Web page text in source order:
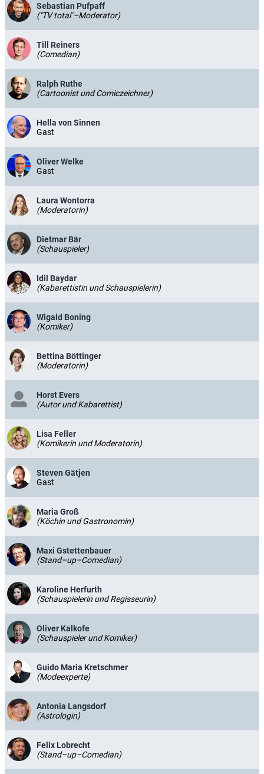
Sebastian Pufpaff
("TV total"–Moderator)
Till Reiners
(Comedian)
Ralph Ruthe
(Cartoonist und Comiczeichner)
Hella von Sinnen
Gast
Oliver Welke
Gast
Laura Wontorra
(Moderatorin)
Dietmar Bär
(Schauspieler)
Idil Baydar
(Kabarettistin und Schauspielerin)
Wigald Boning
(Komiker)
Bettina Böttinger
(Moderatorin)
Horst Evers
(Autor und Kabarettist)
Lisa Feller
(Komikerin und Moderatorin)
Steven Gätjen
Gast
Maria Groß
(Köchin und Gastronomin)
Maxi Gstettenbauer
(Stand–up–Comedian)
Karoline Herfurth
(Schauspielerin und Regisseurin)
Oliver Kalkofe
(Schauspieler und Komiker)
Guido Maria Kretschmer
(Modeexperte)
Antonia Langsdorf
(Astrologin)
Felix Lobrecht
(Stand–up–Comedian)